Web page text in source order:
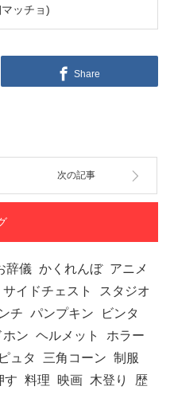
ッチョ)
Share
次の記事
辞儀 かくれんぼ アニメ
サイドチェスト
スタジオ
チ パンプキン
ビンタ
ホン ヘルメット
ホラー
ュタ 三角コーン 制服
す 料理 映画 木登り
歴